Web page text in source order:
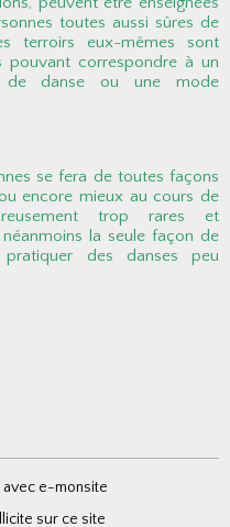
toutes aussi sûres de
terroirs eux-mêmes sont
pouvant correspondre à un
de danse ou une mode
se fera de toutes façons
encore mieux au cours de
trop rares et
la seule façon de
des danses peu
avec e-monsite
sur ce site